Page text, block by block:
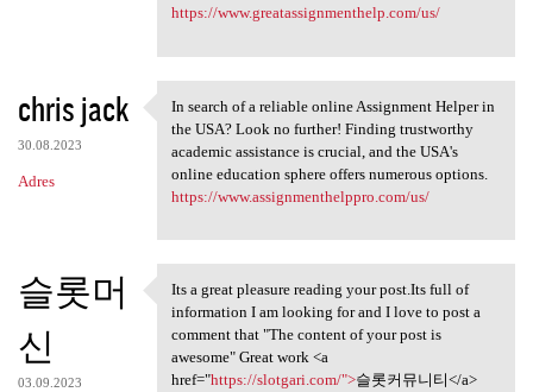
https://www.greatassignmenthelp.com/us/
chris jack
30.08.2023
Adres
In search of a reliable
In search of a reliable online Assignment Helper in
the USA? Look no further! Finding trustworthy
academic assistance is crucial, and the USA's
online education sphere offers numerous options.
https://www.assignmenthelppro.com/us/
슬롯머
신
03.09.2023
Its a great pleasure reading
Its a great pleasure reading your post.Its full of
information I am looking for and I love to post a
comment that "The content of your post is
awesome" Great work <a
href="https://slotgari.com/">슬롯커뮤니티</a>